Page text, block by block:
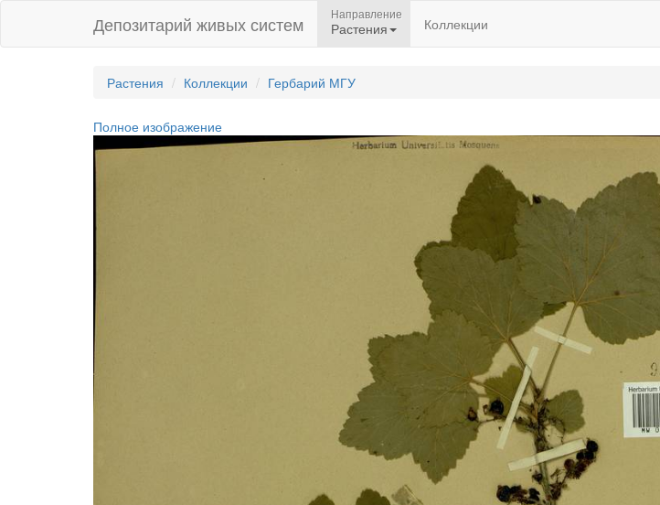
Депозитарий живых систем Направление
Растения Коллекции
Растения Коллекции Гербарий МГУ
Полное изображение